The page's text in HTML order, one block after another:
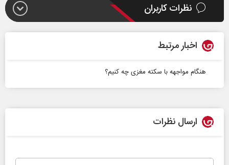
نظرات کاربران
اخبار مرتبط
هنگام مواجهه با سکته مغزی چه کنیم؟
ارسال نظرات